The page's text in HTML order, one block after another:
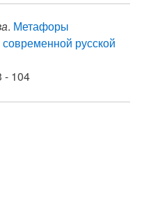
. Метафоры
русской
- 104